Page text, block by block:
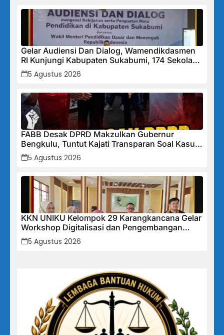
Gelar Audiensi Dan Dialog, Wamendikdasmen
RI Kunjungi Kabupaten Sukabumi, 174 Sekolah
Mendapat Bantuan Rehabilitasi
5 Agustus 2026
FABB Desak DPRD Makzulkan Gubernur
Bengkulu, Tuntut Kajati Transparan Soal Kasus
Mega Mall
5 Agustus 2026
KKN UNIKU Kelompok 29 Karangkancana Gelar
Workshop Digitalisasi dan Pengembangan
UMKM
5 Agustus 2026